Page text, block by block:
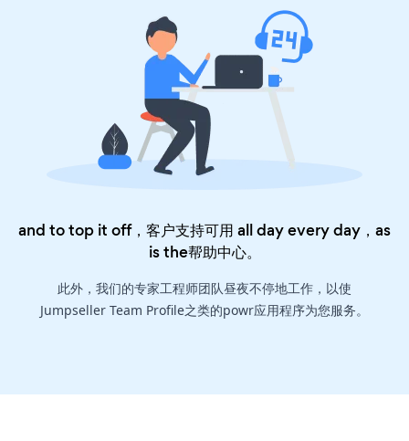
and to top it off，客户支持可用 all day every day，as
is the帮助中心。
此外，我们的专家工程师团队昼夜不停地工作，以使
Jumpseller Team Profile之类的powr应用程序为您服务。